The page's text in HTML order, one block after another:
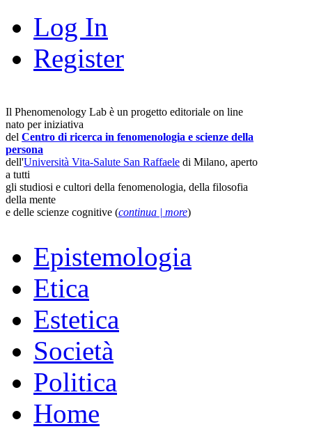
Log In
Register
Il Phenomenology Lab è un progetto editoriale on line
nato per iniziativa
del Centro di ricerca in fenomenologia e scienze della
persona
dell'Università Vita-Salute San Raffaele di Milano, aperto
a tutti
gli studiosi e cultori della fenomenologia, della filosofia
della mente
e delle scienze cognitive (continua | more)
Epistemologia
Etica
Estetica
Società
Politica
Home